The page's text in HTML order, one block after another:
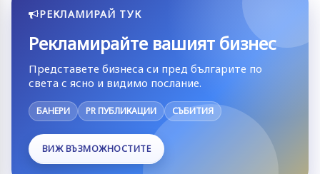
РЕКЛАМИРАЙ ТУК
Рекламирайте вашият бизнес
Представете бизнеса си пред българите по
света с ясно и видимо послание.
БАНЕРИ PR ПУБЛИКАЦИИ СЪБИТИЯ
ВИЖ ВЪЗМОЖНОСТИТЕ